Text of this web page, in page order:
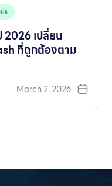
เปลี่ยน
ที่ถูกต้องตาม
March 2, 2026